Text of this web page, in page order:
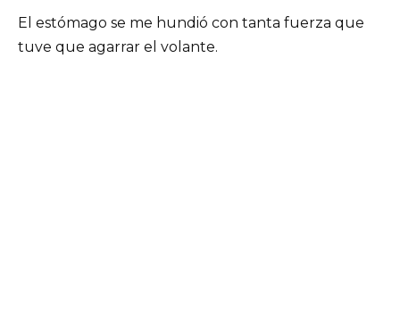
El estómago se me hundió con tanta fuerza que
tuve que agarrar el volante.